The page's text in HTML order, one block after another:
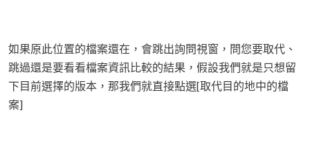
如果原此位置的檔案還在，會跳出詢問視窗，問您要取代、
跳過還是要看看檔案資訊比較的結果，假設我們就是只想留
下目前選擇的版本，那我們就直接點選[取代目的地中的檔
案]